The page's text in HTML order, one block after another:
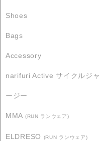
Shoes
Bags
Accessory
narifuri Active サイクルジャ
ージー
MMA (RUN ランウェア)
ELDRESO (RUN ランウェア)